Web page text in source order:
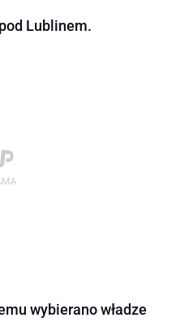
Lublinem.
wybierano władze